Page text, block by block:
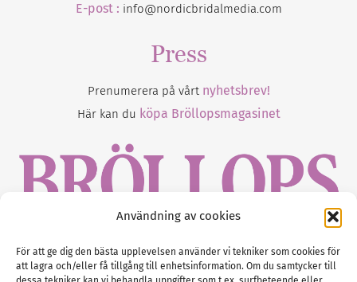
Användning av cookies
För att ge dig den bästa upplevelsen använder vi tekniker som cookies för
att lagra och/eller få tillgång till enhetsinformation. Om du samtycker till
E-post : info@nordicbridalmedia.com
Press
Prenumerera på vårt nyhetsbrev!
Här kan du köpa Bröllopsmagasinet
Gustaf Mattssons väg 2, 451 50 Uddevalla
Tel :0522-68 11 90